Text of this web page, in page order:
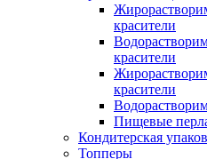
красители
красители
красители
Пищевые
Кондитерская
Топперы